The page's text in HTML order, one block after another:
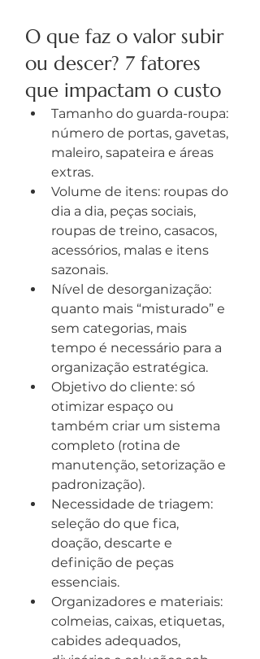
O que faz o valor subir
ou descer? 7 fatores
que impactam o custo
Tamanho do guarda-roupa:
número de portas, gavetas,
maleiro, sapateira e áreas
extras.
Volume de itens: roupas do
dia a dia, peças sociais,
roupas de treino, casacos,
acessórios, malas e itens
sazonais.
Nível de desorganização:
quanto mais “misturado” e
sem categorias, mais
tempo é necessário para a
organização estratégica.
Objetivo do cliente: só
otimizar espaço ou
também criar um sistema
completo (rotina de
manutenção, setorização e
padronização).
Necessidade de triagem:
seleção do que fica,
doação, descarte e
definição de peças
essenciais.
Organizadores e materiais:
colmeias, caixas, etiquetas,
cabides adequados,